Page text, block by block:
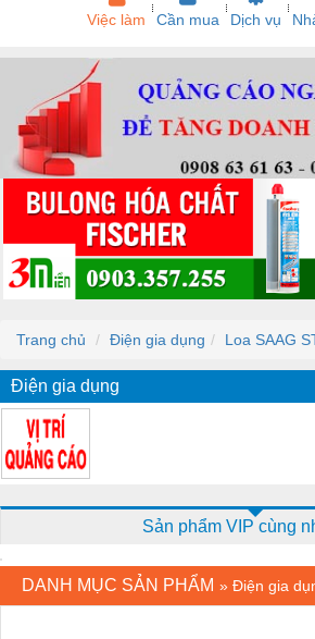
Việc làm Cần mua Dịch vụ
Trang chủ Điện gia dụng Loa SAAG
Điện gia dụng
Sản phẩm VIP cùng
DANH MỤC SẢN PHẨM » Điện gia